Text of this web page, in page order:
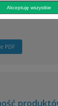
PDF
Akceptuję wszystkie